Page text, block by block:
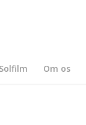
Solfilm Om os